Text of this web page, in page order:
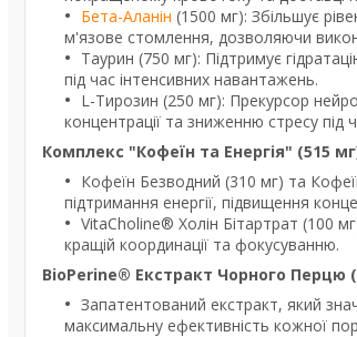
Бета-Аланін (1500 мг): Збільшує
м'язове стомлення, дозволяючи
Таурин (750 мг): Підтримує
під час інтенсивних навантажень.
L-Тирозин (250 мг): Прекурсор
концентрації та зниженню стресу під
Комплекс "Кофеїн та Енергія" (515
Кофеїн Безводний (310 мг) та
підтримання енергії, підвищення
VitaCholine® Холін Бітартрат (100
кращій координації та фокусуванню.
BioPerine® Екстракт Чорного Перцю
Запатентований екстракт, який
максимальну ефективність кожної